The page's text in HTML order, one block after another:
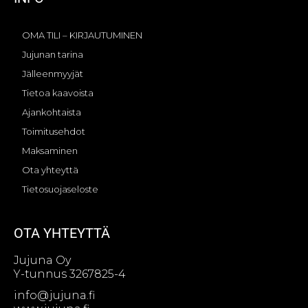
OMA TILI – KIRJAUTUMINEN
Jujunan tarina
Jälleenmyyjät
Tietoa kaavoista
Ajankohtaista
Toimitusehdot
Maksaminen
Ota yhteyttä
Tietosuojaseloste
OTA YHTEYTTÄ
Jujuna Oy
Y-tunnus 3267825-4
info@jujuna.fi